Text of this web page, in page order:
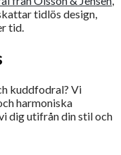
tidlös design,
tid.
kuddfodral? Vi
harmoniska
dig utifrån din stil och